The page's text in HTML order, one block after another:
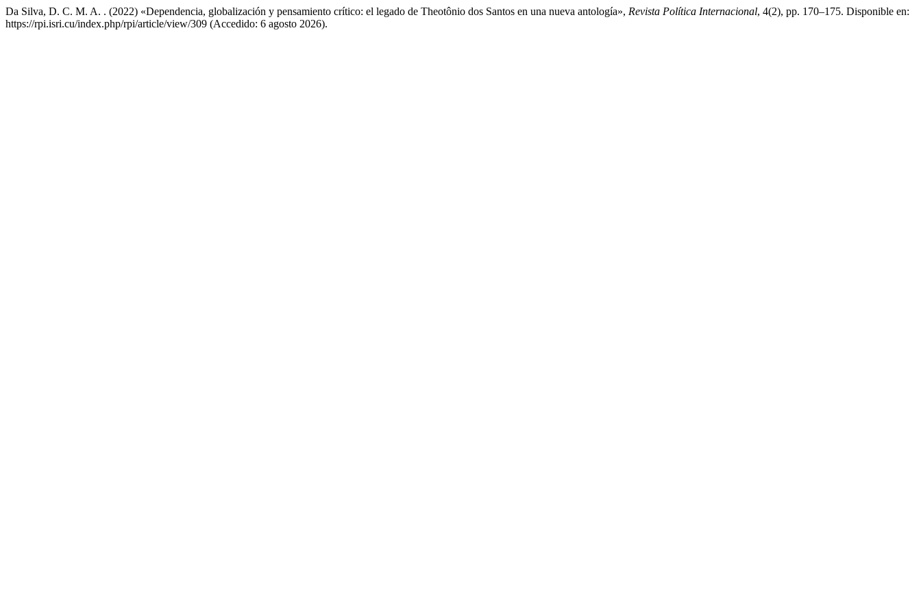
Da Silva, D. C. M. A. . (2022) «Dependencia, globalización y pensamiento crítico: el legado de Theotônio dos Santos en una nueva antología», Revista Política Internacional, 4(2), pp. 170–175. Disponible en:
https://rpi.isri.cu/index.php/rpi/article/view/309 (Accedido: 6 agosto 2026).